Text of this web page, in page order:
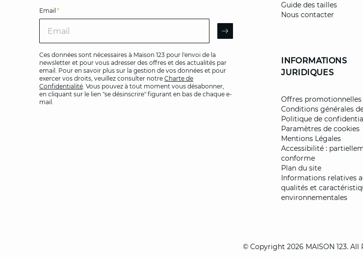
Email *
ARROW
Ces données sont nécessaires à Maison 123 pour l'envoi de la
newsletter et pour vous adresser des offres et des actualités par
email. Pour en savoir plus sur la gestion de vos données et pour
exercer vos droits, veuillez consulter notre Charte de
Confidentialité. Vous pouvez à tout moment vous désabonner,
en cliquant sur le lien "se désinscrire" figurant en bas de chaque e-
mail.
Guide des tailles
Nous contacter
INFORMATIONS
JURIDIQUES
Offres promotionnelles
Conditions générales
Politique de
Paramètres de cookies
Mentions Légales
Accessibilité :
conforme
Plan du site
Informations relatives
qualités et
environnementales
© Copyright 2026 MAISON 123. All